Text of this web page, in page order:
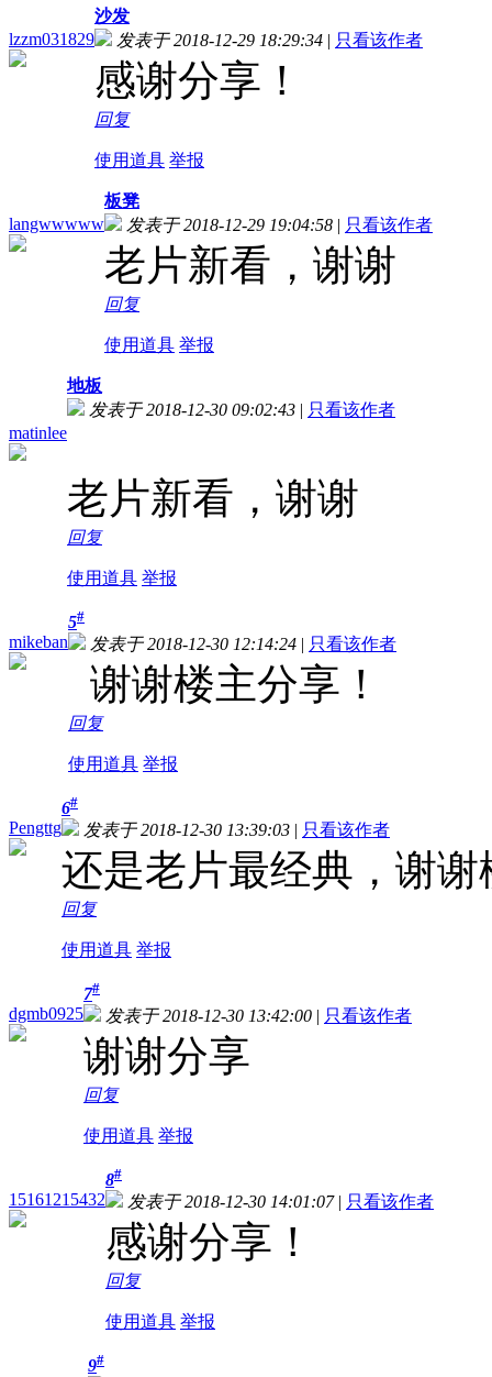
lzzm031829
沙发
发表于 2018-12-29 18:29:34 | 只看该作者
感谢分享！
回复
使用道具 举报
langwwwww
板凳
发表于 2018-12-29 19:04:58 | 只看该作者
老片新看，谢谢
回复
使用道具 举报
matinlee
地板
发表于 2018-12-30 09:02:43 | 只看该作者
老片新看，谢谢
回复
使用道具 举报
mikeban
5#
发表于 2018-12-30 12:14:24 | 只看该作者
谢谢楼主分享！
回复
使用道具 举报
Pengttg
6#
发表于 2018-12-30 13:39:03 | 只看该作者
还是老片最经典，谢
回复
使用道具 举报
dgmb0925
7#
发表于 2018-12-30 13:42:00 | 只看该作者
谢谢分享
回复
使用道具 举报
15161215432
8#
发表于 2018-12-30 14:01:07 | 只看该作者
感谢分享！
回复
使用道具 举报
9#